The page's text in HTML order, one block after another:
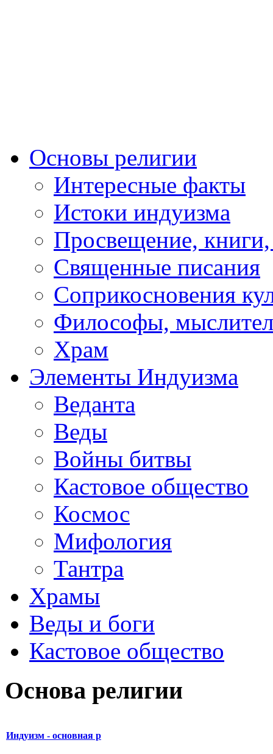
Основы религии
Интересные факты
Истоки индуизма
Просвещение, книги,
Священные писания
Соприкосновения
Философы,
Храм
Элементы Индуизма
Веданта
Веды
Войны битвы
Кастовое общество
Космос
Мифология
Тантра
Храмы
Веды и боги
Кастовое общество
Основа религии
Индуизм - основная р